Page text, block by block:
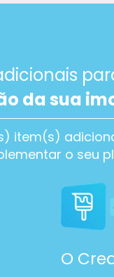
da sua
item(s)
o seu
O